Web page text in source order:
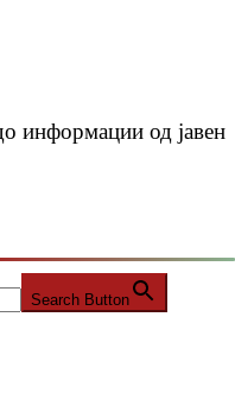
информации од јавен
Search Button